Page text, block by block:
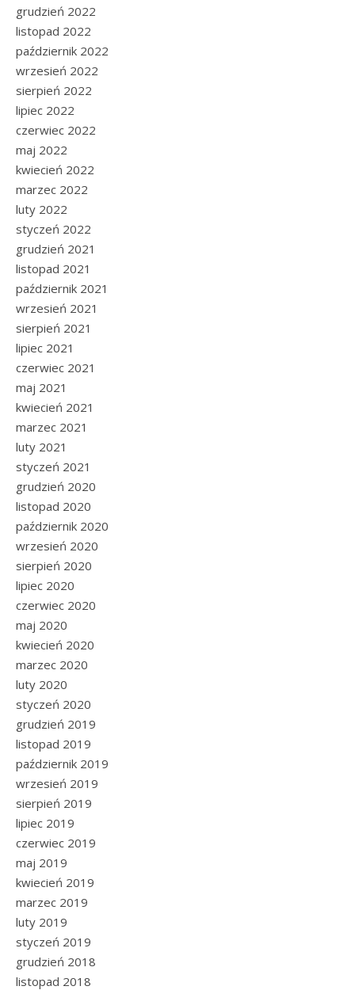
grudzień 2022
listopad 2022
październik 2022
wrzesień 2022
sierpień 2022
lipiec 2022
czerwiec 2022
maj 2022
kwiecień 2022
marzec 2022
luty 2022
styczeń 2022
grudzień 2021
listopad 2021
październik 2021
wrzesień 2021
sierpień 2021
lipiec 2021
czerwiec 2021
maj 2021
kwiecień 2021
marzec 2021
luty 2021
styczeń 2021
grudzień 2020
listopad 2020
październik 2020
wrzesień 2020
sierpień 2020
lipiec 2020
czerwiec 2020
maj 2020
kwiecień 2020
marzec 2020
luty 2020
styczeń 2020
grudzień 2019
listopad 2019
październik 2019
wrzesień 2019
sierpień 2019
lipiec 2019
czerwiec 2019
maj 2019
kwiecień 2019
marzec 2019
luty 2019
styczeń 2019
grudzień 2018
listopad 2018